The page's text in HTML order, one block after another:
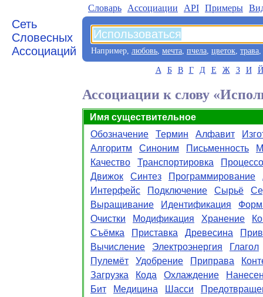
Сеть
Словесных
Ассоциаций
Словарь Aссоциации API Примеры
Например, любовь, мечта, пчела, цветок, трава,
А Б В Г Д Е Ж З И Й
Ассоциации к слову
Имя существительное
Обозначение
Термин Алфавит
Алгоритм
Синоним Письменность
Качество
Транспортировка
Движок
Синтез Программирование
Интерфейс
Подключение Сырьё
Выращивание
Идентификация
Очистки
Модификация Хранение
Съёмка
Приставка Древесина
Вычисление
Электроэнергия
Глагол
Пулемёт
Удобрение Приправа
Загрузка
Кода Охлаждение
Бит
Медицина Шасси